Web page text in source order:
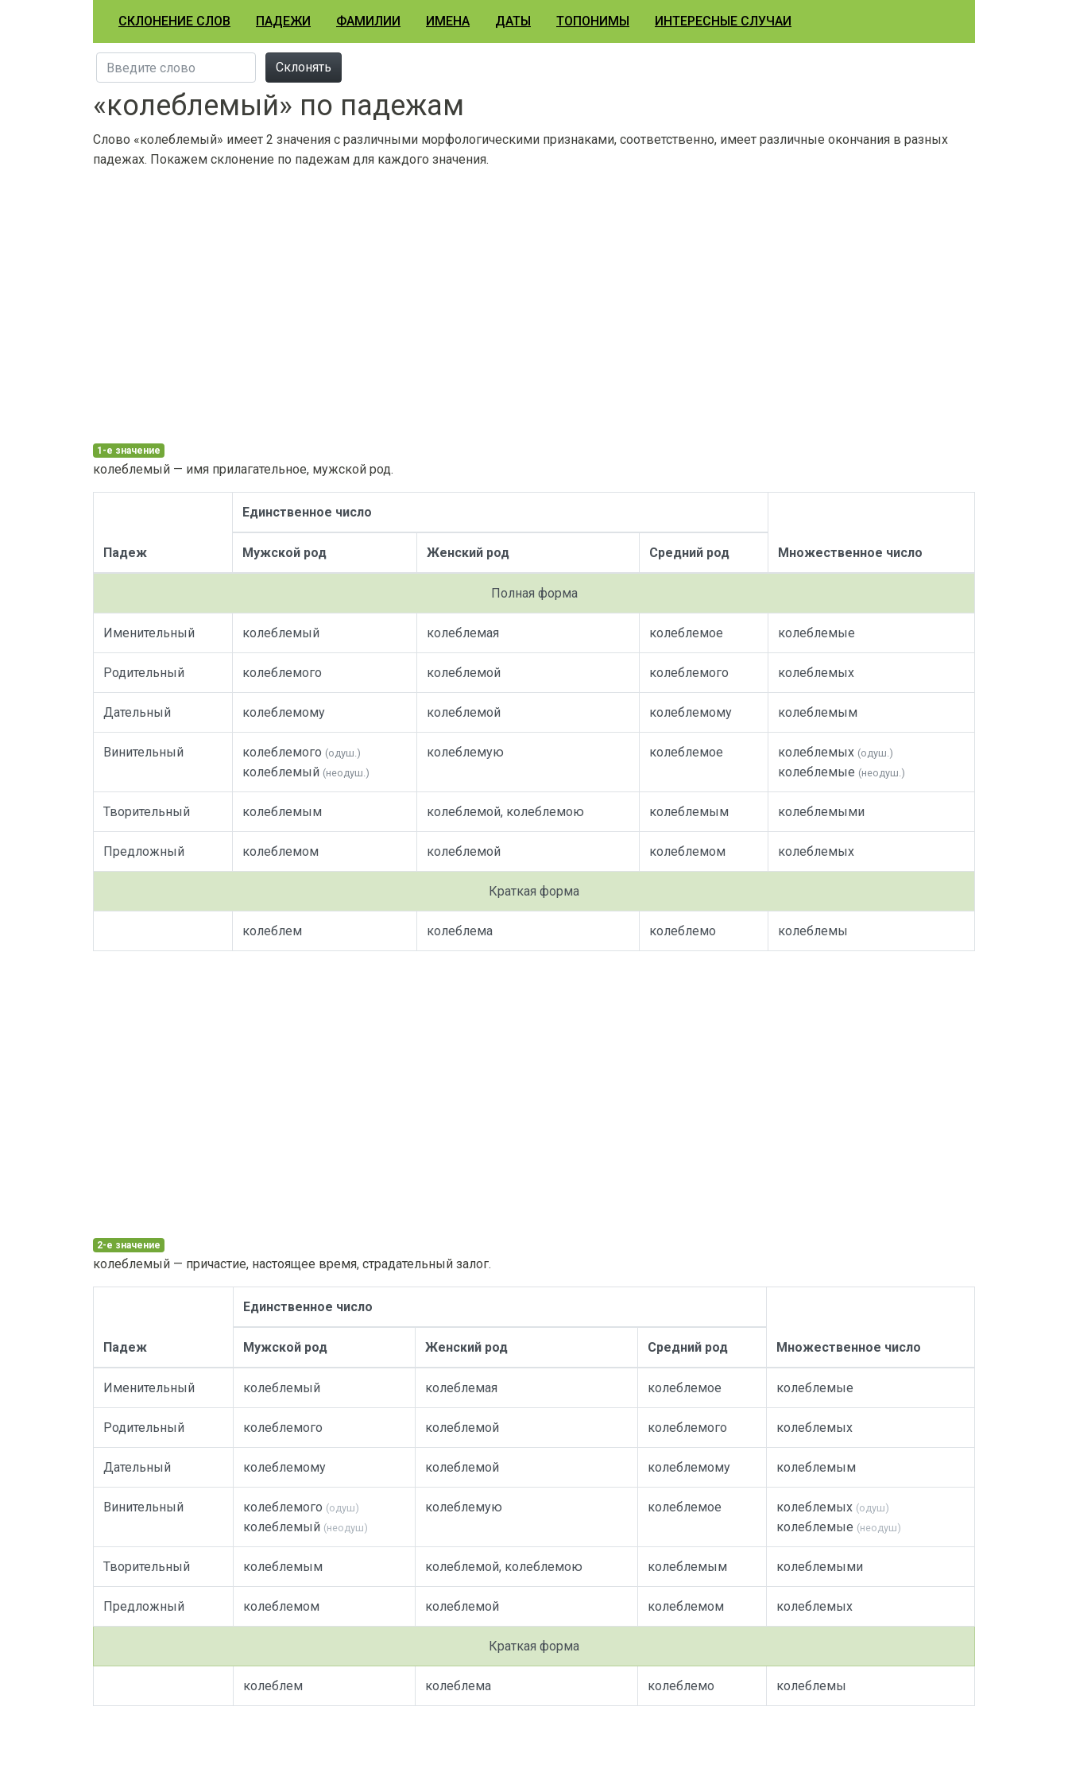
СКЛОНЕНИЕ СЛОВ ПАДЕЖИ ФАМИЛИИ ИМЕНА ДАТЫ ТОПОНИМЫ ИНТЕРЕСНЫЕ СЛУЧАИ
Склонять
«колеблемый» по падежам
Слово «колеблемый» имеет 2 значения с различными морфологическими признаками, соответственно, имеет различные окончания в разных
падежах. Покажем склонение по падежам для каждого значения.
1-е значение
колеблемый — имя прилагательное, мужской род.
Падеж
Единственное число
Множественное число
Мужской род Женский род Средний род
Полная форма
Именительный колеблемый колеблемая колеблемое колеблемые
Родительный колеблемого колеблемой колеблемого колеблемых
Дательный колеблемому колеблемой колеблемому колеблемым
Винительный колеблемого (одуш.)
колеблемый (неодуш.)
колеблемую колеблемое колеблемых (одуш.)
колеблемые (неодуш.)
Творительный колеблемым колеблемой, колеблемою колеблемым колеблемыми
Предложный колеблемом колеблемой колеблемом колеблемых
Краткая форма
колеблем колеблема колеблемо колеблемы
2-е значение
колеблемый — причастие, настоящее время, страдательный залог.
Падеж
Единственное число
Множественное число
Мужской род Женский род Средний род
Именительный колеблемый колеблемая колеблемое колеблемые
Родительный колеблемого колеблемой колеблемого колеблемых
Дательный колеблемому колеблемой колеблемому колеблемым
Винительный колеблемого (одуш)
колеблемый (неодуш)
колеблемую колеблемое колеблемых (одуш)
колеблемые (неодуш)
Творительный колеблемым колеблемой, колеблемою колеблемым колеблемыми
Предложный колеблемом колеблемой колеблемом колеблемых
Краткая форма
колеблем колеблема колеблемо колеблемы